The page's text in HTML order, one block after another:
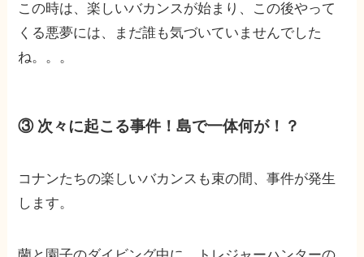
この時は、楽しいバカンスが始まり、この後やって
くる悪夢には、まだ誰も気づいていませんでした
ね。。。
③ 次々に起こる事件！島で一体何が！？
コナンたちの楽しいバカンスも束の間、事件が発生
します。